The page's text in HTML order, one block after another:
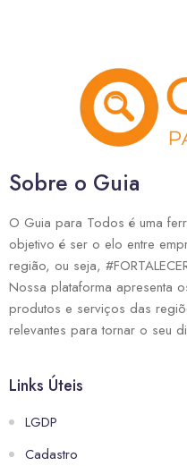
Sobre o Guia
O Guia para Todos é uma
objetivo é ser o elo entre
região, ou seja,
Nossa plataforma apresenta
produtos e serviços das
relevantes para tornar o seu
Links Úteis
LGDP
Cadastro